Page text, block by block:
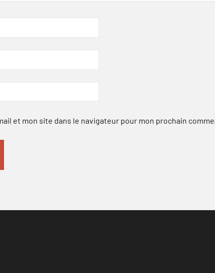
et mon site dans le navigateur pour mon prochain